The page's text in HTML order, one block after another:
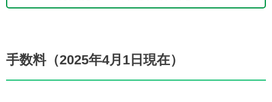
手数料（2025年4月1日現在）